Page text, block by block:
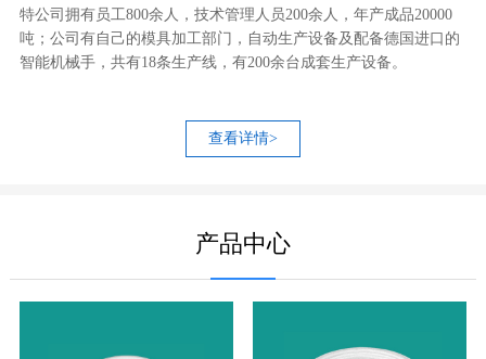
特公司拥有员工800余人，技术管理人员200余人，年产成品20000
吨；公司有自己的模具加工部门，自动生产设备及配备德国进口的
智能机械手，共有18条生产线，有200余台成套生产设备。
查看详情>
产品中心